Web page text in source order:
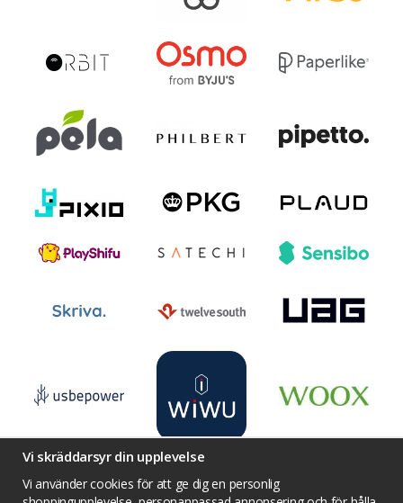
Vi skräddarsyr din upplevelse
Vi använder cookies för att ge dig en personlig